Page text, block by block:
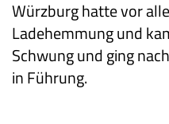
Würzburg hatte vor
Ladehemmung und
Schwung und ging
in Führung.